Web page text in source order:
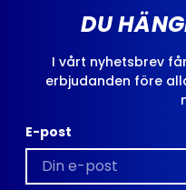
DU
I vårt nyhetsbrev
erbjudanden före
E-post